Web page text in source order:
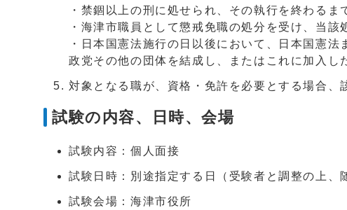
・禁錮以上の刑に処せられ、その執行を終わる
・海津市職員として懲戒免職の処分を受け、当該
・日本国憲法施行の日以後において、日本国憲
政党その他の団体を結成し、またはこれに加入し
対象となる職が、資格・免許を必要とする場合、
試験の内容、日時、会場
試験内容：個人面接
試験日時：別途指定する日（受験者と調整の上、
試験会場：海津市役所